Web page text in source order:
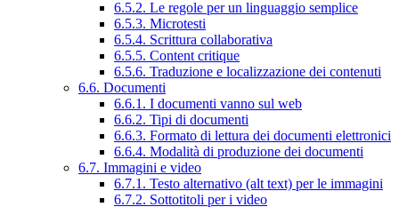
6.5.2. Le regole per un linguaggio semplice
6.5.3. Microtesti
6.5.4. Scrittura collaborativa
6.5.5. Content critique
6.5.6. Traduzione e localizzazione dei contenuti
6.6. Documenti
6.6.1. I documenti vanno sul web
6.6.2. Tipi di documenti
6.6.3. Formato di lettura dei documenti elettronici
6.6.4. Modalità di produzione dei documenti
6.7. Immagini e video
6.7.1. Testo alternativo (alt text) per le immagini
6.7.2. Sottotitoli per i video